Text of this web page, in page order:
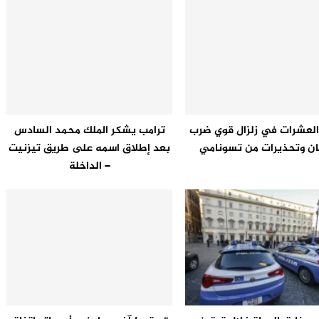
العشرات في زلزال قوي ضرب
وتحذيرات من تسونامي
ترامب يشكر الملك محمد السادس
بعد إطلاق اسمه على طريق تيزنيت
– الداخلة